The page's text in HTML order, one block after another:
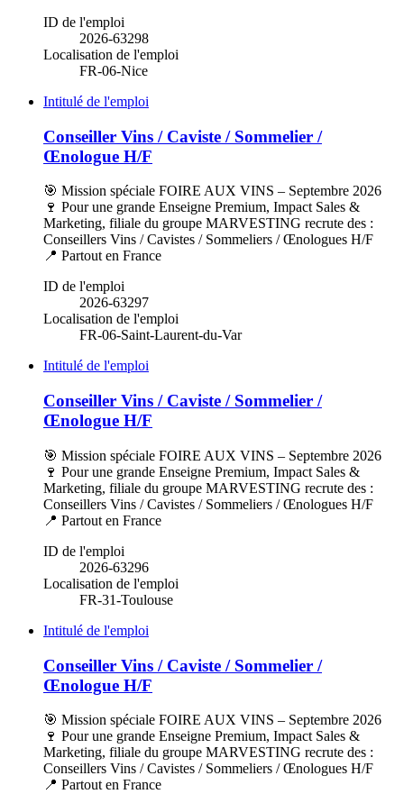
ID de l'emploi
2026-63298
Localisation de l'emploi
FR-06-Nice
Intitulé de l'emploi
Conseiller Vins / Caviste / Sommelier /
Œnologue H/F
🎯 Mission spéciale FOIRE AUX VINS – Septembre 2026
🍷 Pour une grande Enseigne Premium, Impact Sales &
Marketing, filiale du groupe MARVESTING recrute des :
Conseillers Vins / Cavistes / Sommeliers / Œnologues H/F
📍 Partout en France
ID de l'emploi
2026-63297
Localisation de l'emploi
FR-06-Saint-Laurent-du-Var
Intitulé de l'emploi
Conseiller Vins / Caviste / Sommelier /
Œnologue H/F
🎯 Mission spéciale FOIRE AUX VINS – Septembre 2026
🍷 Pour une grande Enseigne Premium, Impact Sales &
Marketing, filiale du groupe MARVESTING recrute des :
Conseillers Vins / Cavistes / Sommeliers / Œnologues H/F
📍 Partout en France
ID de l'emploi
2026-63296
Localisation de l'emploi
FR-31-Toulouse
Intitulé de l'emploi
Conseiller Vins / Caviste / Sommelier /
Œnologue H/F
🎯 Mission spéciale FOIRE AUX VINS – Septembre 2026
🍷 Pour une grande Enseigne Premium, Impact Sales &
Marketing, filiale du groupe MARVESTING recrute des :
Conseillers Vins / Cavistes / Sommeliers / Œnologues H/F
📍 Partout en France